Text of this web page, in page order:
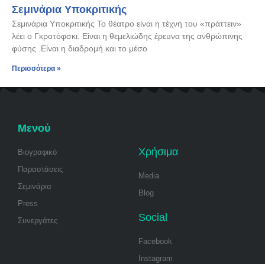
Σεμινάρια Υποκριτικής
Σεμινάρια Υποκριτικής Το θέατρο είναι η τέχνη του «πράττειν»
λέει ο Γκροτόφσκι. Είναι η θεμελιώδης έρευνα της ανθρώπινης
φύσης .Είναι η διαδρομή και το μέσο
Περισσότερα »
Μενού
Βιογραφικό
Παραστάσεις
Σεμινάρια
Press
Συνεργάτες
Χρήσιμα
Media
Blog
Social
Facebook
Instagram